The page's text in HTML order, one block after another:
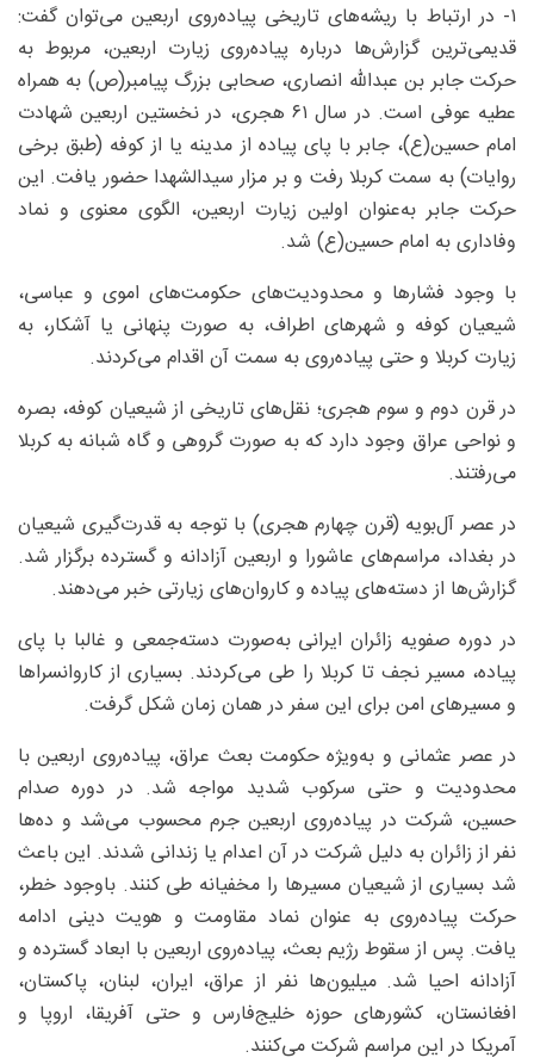
۱- در ارتباط با ریشه‌های تاریخی پیاده‌روی اربعین می‌توان گفت:
قدیمی‌ترین گزارش‌ها درباره پیاده‌روی زیارت اربعین، مربوط به
حرکت جابر بن عبدالله انصاری، صحابی بزرگ پیامبر(ص) به همراه
عطیه عوفی است. در سال ۶۱ هجری، در نخستین اربعین شهادت
امام حسین(ع)، جابر با پای پیاده از مدینه یا از کوفه (طبق برخی
روایات) به سمت کربلا رفت و بر مزار سیدالشهدا حضور یافت. این
حرکت جابر به‌عنوان اولین زیارت اربعین، الگوی معنوی و نماد
وفاداری به امام حسین(ع) شد.
با وجود فشارها و محدودیت‌های حکومت‌های اموی و عباسی،
شیعیان کوفه و شهرهای اطراف، به صورت پنهانی یا آشکار، به
زیارت کربلا و حتی پیاده‌روی به سمت آن اقدام می‌کردند.
در قرن دوم و سوم هجری؛ نقل‌های تاریخی از شیعیان کوفه، بصره
و نواحی عراق وجود دارد که به صورت گروهی و گاه شبانه به کربلا
می‌رفتند.
در عصر آل‌بویه (قرن چهارم هجری) با توجه به قدرت‌گیری شیعیان
در بغداد، مراسم‌های عاشورا و اربعین آزادانه و گسترده برگزار شد.
گزارش‌ها از دسته‌های پیاده و کاروان‌های زیارتی خبر می‌دهند.
در دوره صفویه زائران ایرانی به‌صورت دسته‌جمعی و غالبا با پای
پیاده، مسیر نجف تا کربلا را طی می‌کردند. بسیاری از کاروانسراها
و مسیرهای امن برای این سفر در همان زمان شکل گرفت.
در عصر عثمانی و به‌ویژه حکومت بعث عراق، پیاده‌روی اربعین با
محدودیت و حتی سرکوب شدید مواجه شد. در دوره صدام
حسین، شرکت در پیاده‌روی اربعین جرم محسوب می‌شد و ده‌ها
نفر از زائران به دلیل شرکت در آن اعدام یا زندانی شدند. این باعث
شد بسیاری از شیعیان مسیرها را مخفیانه طی کنند. باوجود خطر،
حرکت پیاده‌روی به عنوان نماد مقاومت و هویت دینی ادامه
یافت. پس از سقوط رژیم بعث، پیاده‌روی اربعین با ابعاد گسترده و
آزادانه احیا شد. میلیون‌ها نفر از عراق، ایران، لبنان، پاکستان،
افغانستان، کشورهای حوزه خلیج‌فارس و حتی آفریقا، اروپا و
آمریکا در این مراسم شرکت می‌کنند.